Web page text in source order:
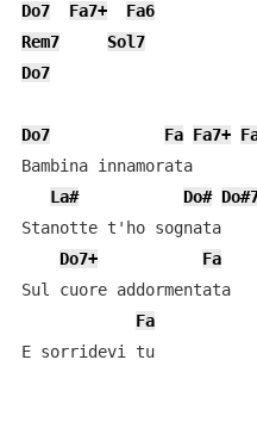
Do7
Fa7+
Fa6
Rem7
Sol7
Do7
Do7 Fa Fa7+
Bambina innamorata
La#
Do#
Stanotte t'ho sognata
Do7+
Fa
Sul cuore addormentata
Fa
E sorridevi tu